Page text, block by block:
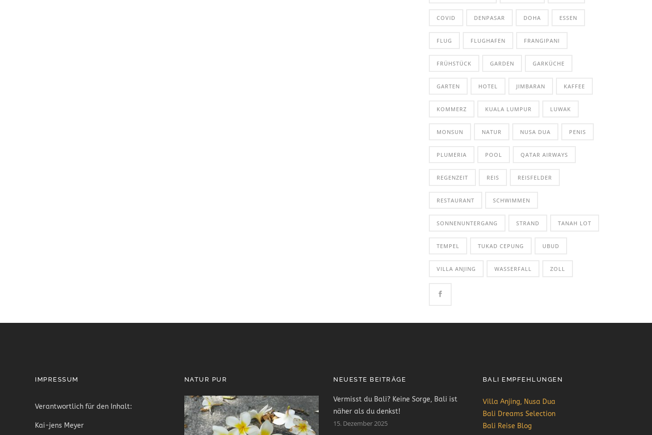
COVID DENPASAR DOHA ESSEN
FLUG FLUGHAFEN FRANGIPANI
FRÜHSTÜCK GARDEN GARKÜCHE
GARTEN HOTEL JIMBARAN KAFFEE
KOMMERZ KUALA LUMPUR LUWAK
MONSUN NATUR NUSA DUA PENIS
PLUMERIA POOL QATAR AIRWAYS
REGENZEIT REIS REISFELDER
RESTAURANT SCHWIMMEN
SONNENUNTERGANG STRAND TANAH LOT
TEMPEL TUKAD CEPUNG UBUD
VILLA ANJING WASSERFALL ZOLL
IMPRESSUM
Verantwortlich für den Inhalt:
Kai-jens Meyer
NATUR PUR NEUESTE BEITRÄGE
Vermisst du Bali? Keine Sorge, Bali ist
näher als du denkst!
15. Dezember 2025
BALI EMPFEHLUNGEN
Villa Anjing, Nusa Dua
Bali Dreams Selection
Bali Reise Blog